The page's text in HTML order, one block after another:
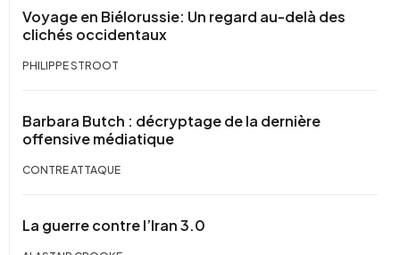
Voyage en Biélorussie: Un regard au-delà des
clichés occidentaux
PHILIPPE STROOT
Barbara Butch : décryptage de la dernière
offensive médiatique
CONTRE ATTAQUE
La guerre contre l’Iran 3.0